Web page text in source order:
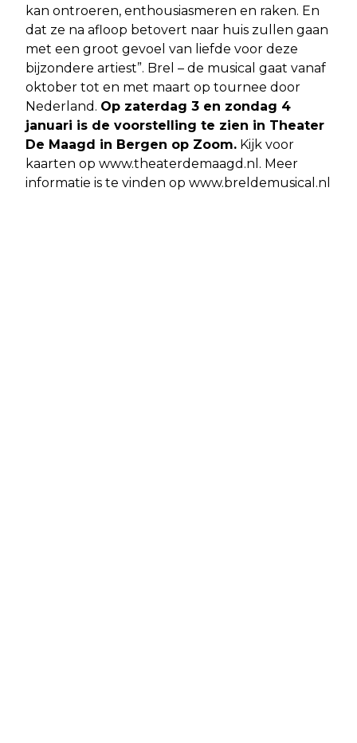
kan ontroeren, enthousiasmeren en raken. En
dat ze na afloop betovert naar huis zullen gaan
met een groot gevoel van liefde voor deze
bijzondere artiest”. Brel – de musical gaat vanaf
oktober tot en met maart op tournee door
Nederland. Op zaterdag 3 en zondag 4
januari is de voorstelling te zien in Theater
De Maagd in Bergen op Zoom. Kijk voor
kaarten op www.theaterdemaagd.nl. Meer
informatie is te vinden op www.breldemusical.nl